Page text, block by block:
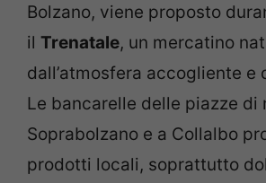
Bolzano, viene proposto
il Trenatale, un mercatino
dall’atmosfera accogliente e
Le bancarelle delle piazze di
Soprabolzano e a Collalbo
prodotti locali, soprattutto